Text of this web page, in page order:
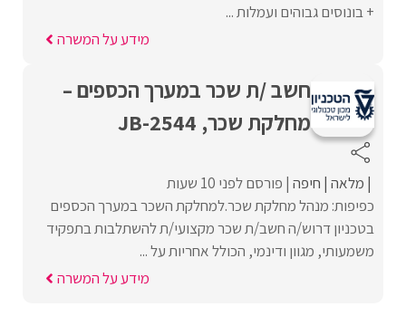
+ בונוסים גבוהים ועמלות ...
מידע על המשרה
חשב /ת שכר במערך הכספים –
מחלקת שכר, JB-2544
מלאה חיפה פורסם לפני 10 שעות
כפיפות: מנהל מחלקת שכר.למחלקת השכר במערך הכספים
בטכניון דרוש/ה חשב/ת שכר מקצועי/ת להשתלבות בתפקיד
משמעותי, מגוון ודינמי, הכולל אחריות על ...
מידע על המשרה